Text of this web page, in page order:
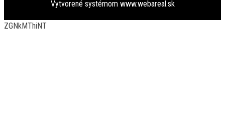
Vytvorené systémom www.webareal.sk
ZGNkMThiNT